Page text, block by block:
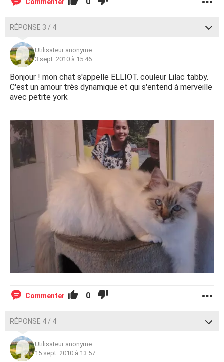
RÉPONSE 3 / 4
Utilisateur anonyme
3 sept. 2010 à 15:46
Bonjour ! mon chat s'appelle ELLIOT. couleur Lilac tabby.
C'est un amour très dynamique et qui s'entend à merveille
avec petite york
Commenter 0
RÉPONSE 4 / 4
Utilisateur anonyme
15 sept. 2010 à 13:57